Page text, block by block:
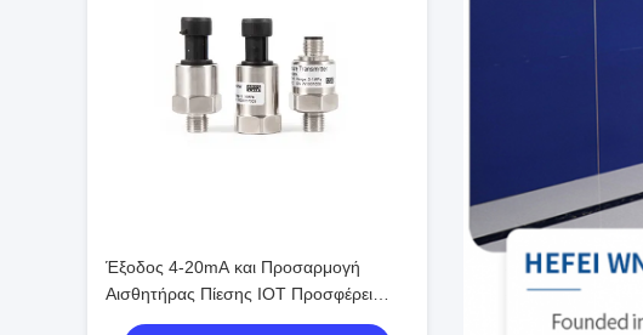
Έξοδος 4-20mA και Προσαρμογή
Αισθητήρας Πίεσης IOT Προσφέρει
Μακροχρόνια Σταθερότητα Κάτω από